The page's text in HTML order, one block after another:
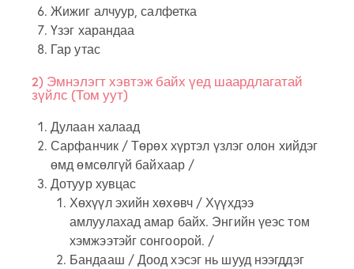
Жижиг алчуур, салфетка
Үзэг харандаа
Гар утас
2) Эмнэлэгт хэвтэж байх үед шаардлагатай
зүйлс (Том уут)​
Дулаан халаад
Сарфанчик / Төрөх хүртэл үзлэг олон хийдэг
өмд өмсөлгүй байхаар /
Дотуур хувцас
Хөхүүл эхийн хөхөвч / Хүүхдээ
амлуулахад амар байх. Энгийн үеэс том
хэмжээтэйг сонгоорой. /
Бандааш / Доод хэсэг нь шууд нээгддэг